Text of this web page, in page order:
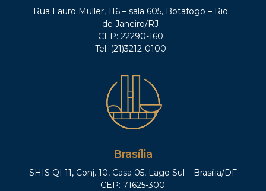
Rua Lauro Müller, 116 – sala 605, Botafogo – Rio
de Janeiro/RJ
CEP: 22290-160
Tel: (21)3212-0100
Brasília
SHIS QI 11, Conj. 10, Casa 05, Lago Sul – Brasília/DF
CEP: 71625-300